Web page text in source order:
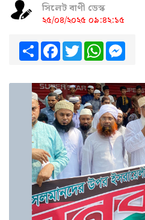
সিলেট বাণী ডেস্ক
২৫/০৪/২০২৫ ০৯:৪২:১৫
ShareFacebook
TwitterWhatsApp